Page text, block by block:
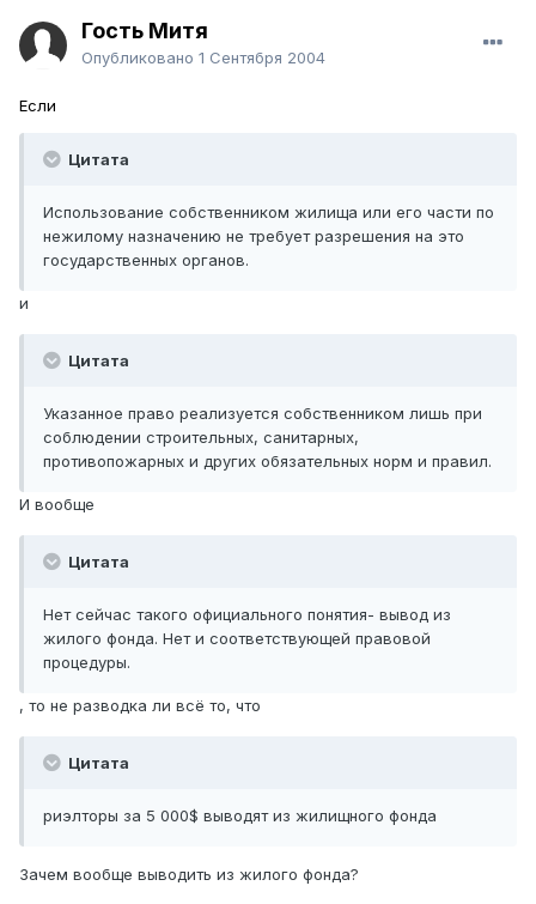
Гость Митя
Опубликовано 1 Сентября 2004
Если
Цитата
Использование собственником жилища или его части по
нежилому назначению не требует разрешения на это
государственных органов.
и
Цитата
Указанное право реализуется собственником лишь при
соблюдении строительных, санитарных,
противопожарных и других обязательных норм и правил.
И вообще
Цитата
Нет сейчас такого официального понятия- вывод из
жилого фонда. Нет и соответствующей правовой
процедуры.
, то не разводка ли всё то, что
Цитата
риэлторы за 5 000$ выводят из жилищного фонда
Зачем вообще выводить из жилого фонда?